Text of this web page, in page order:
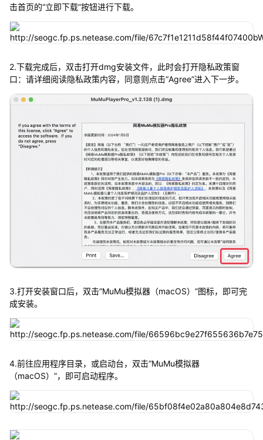
击首页的“立即下载”按钮进行下载。
2.下载完成后，双击打开dmg安装文件，此时会打开隐私政策窗
口：请详细阅读隐私政策内容，同意则点击“Agree”进入下一步。
3.打开安装窗口后，双击“MuMu模拟器（macOS）”图标，即可完
成安装。
4.前往应用程序目录，或启动台，双击“MuMu模拟器
（macOS）”，即可启动程序。